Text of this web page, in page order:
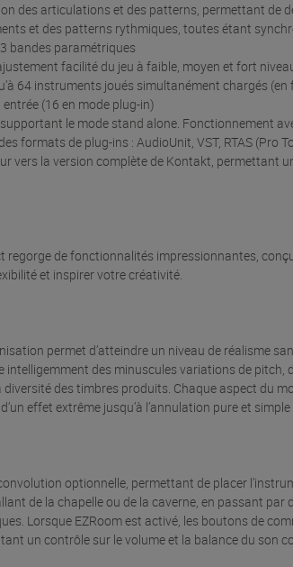
des articulations et des patterns, permettant de
et des patterns rythmiques, toutes étant
3 bandes paramétriques
facilité du jeu à faible, moyen et fort
64 instruments joués simultanément chargés
(16 en mode plug-in)
le mode stand alone. Fonctionnement
formats de plug-ins : AudioUnit, VST, RTAS (Pro
vers la version complète de Kontakt, permettant
regorge de fonctionnalités impressionnantes,
et inspirer votre créativité.
permet d’atteindre un niveau de réalisme
intelligemment des minuscules variations de pitch,
des timbres produits. Chaque aspect du
effet extrême jusqu’à l’annulation pure et
optionnelle, permettant de placer
de la chapelle ou de la caverne, en passant par
Lorsque EZRoom est activé, les boutons de
un contrôle sur le volume et la balance du son